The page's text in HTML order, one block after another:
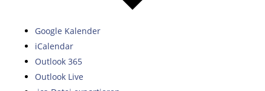
Google Kalender
iCalendar
Outlook 365
Outlook Live